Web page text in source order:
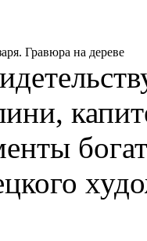
Гравюра на дереве